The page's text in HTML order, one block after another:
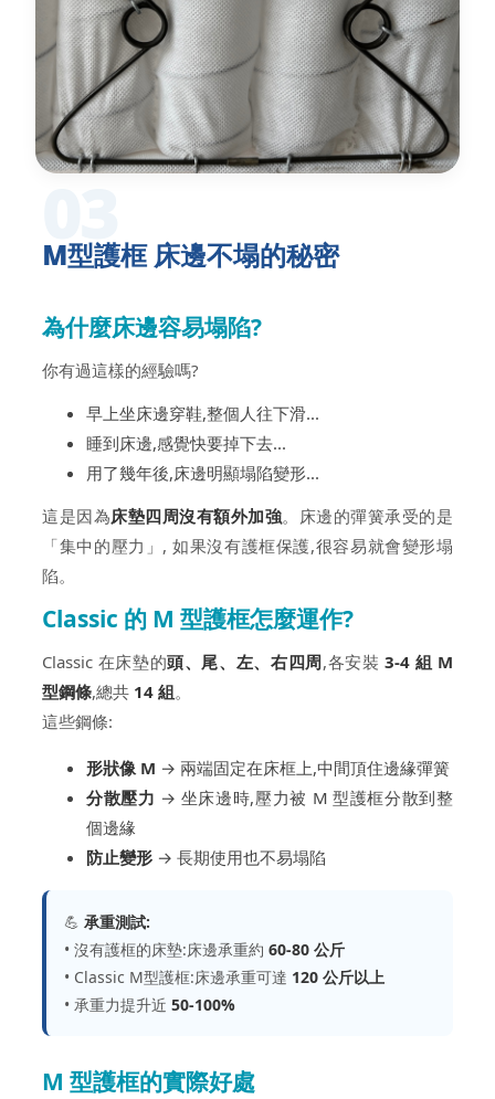
M型護框 床邊不塌的秘密
為什麼床邊容易塌陷?
你有過這樣的經驗嗎?
早上坐床邊穿鞋,整個人往下滑...
睡到床邊,感覺快要掉下去...
用了幾年後,床邊明顯塌陷變形...
這是因為床墊四周沒有額外加強。床邊的彈簧承受的是
「集中的壓力」, 如果沒有護框保護,很容易就會變形塌
陷。
Classic 的 M 型護框怎麼運作?
Classic 在床墊的頭、尾、左、右四周,各安裝3-4 組 M
型鋼條,總共 14 組。
這些鋼條:
形狀像 M → 兩端固定在床框上,中間頂住邊緣彈簧
分散壓力 → 坐床邊時,壓力被 M 型護框分散到整
個邊緣
防止變形 → 長期使用也不易塌陷
💪 承重測試:
• 沒有護框的床墊:床邊承重約 60-80 公斤
• Classic M型護框:床邊承重可達 120 公斤以上
• 承重力提升近 50-100%
M 型護框的實際好處